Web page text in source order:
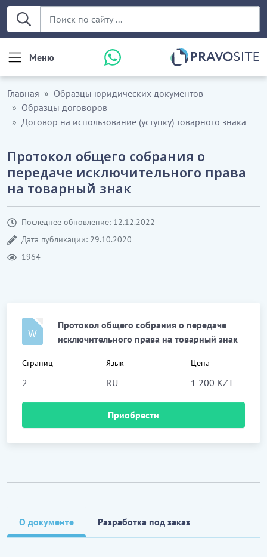
Меню
Главная
Образцы юридических документов
Образцы договоров
Договор на использование (уступку) товарного знака
Протокол общего собрания о
передаче исключительного права
на товарный знак
Последнее обновление: 12.12.2022
Дата публикации: 29.10.2020
1964
Протокол общего собрания о передаче
исключительного права на товарный знак
Страниц
2
Язык
RU
Цена
1 200 KZT
Приобрести
О документе Разработка под заказ